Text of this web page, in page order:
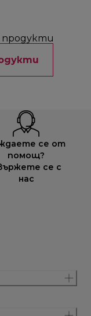
продукти
се от
помощ?
се с
нас